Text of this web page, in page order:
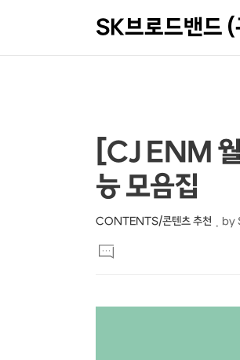
SK브로드밴드
상
세
컨
텐
츠
본
문
제
목
[CJ ENM
능 모음집
CONTENTS/콘텐츠 추천 by
문
댓
글